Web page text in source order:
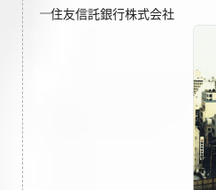
住友信託銀行株式会社